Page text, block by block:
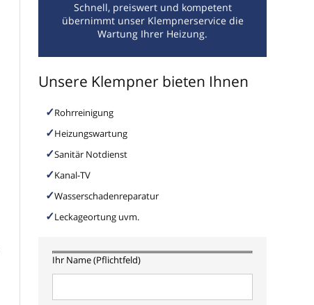
Schnell, preiswert und kompetent
übernimmt unser Klempnerservice die
Wartung Ihrer Heizung.
Unsere Klempner bieten Ihnen
Rohrreinigung
Heizungswartung
Sanitär Notdienst
Kanal-TV
Wasserschadenreparatur
Leckageortung uvm.
Ihr Name (Pflichtfeld)